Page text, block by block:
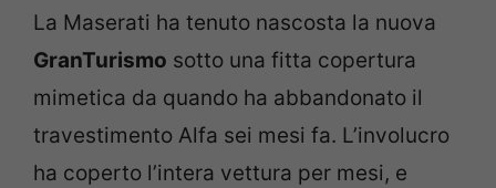
La Maserati ha tenuto nascosta la nuova
GranTurismo sotto una fitta copertura
mimetica da quando ha abbandonato il
travestimento Alfa sei mesi fa. L’involucro
ha coperto l’intera vettura per mesi, e